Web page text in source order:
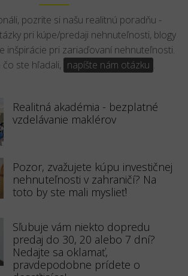
pozrite si našu realitnú poradňu -
pri kúpe/predaji nehnuteľnosti, blogy
inšpirácie pri zariaďovaní nehnuteľnosti.
čo ste hľadali, napíšte nám otázku .
Realitná akadémia - bezplatné
vzdelávanie maklérov
Pozor, zvažujete kúpu investičnej
nehnuteľnosti v zahraničí? Na
toto by ste mali myslieť!
Sľubuje vám niekto dopredu
predaj do 30, 20 alebo 7 dní?
Nedajte sa oklamať,
pravdepodobne prídete o